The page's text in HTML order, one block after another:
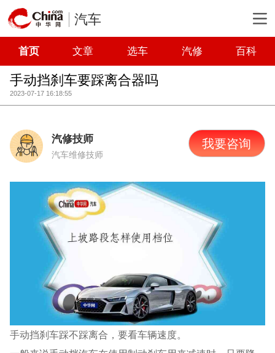
汽车
首页 文章 选车 汽修 百科
手动挡刹车要踩离合器吗
2023-07-17 16:18:55
汽修技师
汽车维修技师
我要咨询
手动挡刹车踩不踩离合，要看车辆速度。